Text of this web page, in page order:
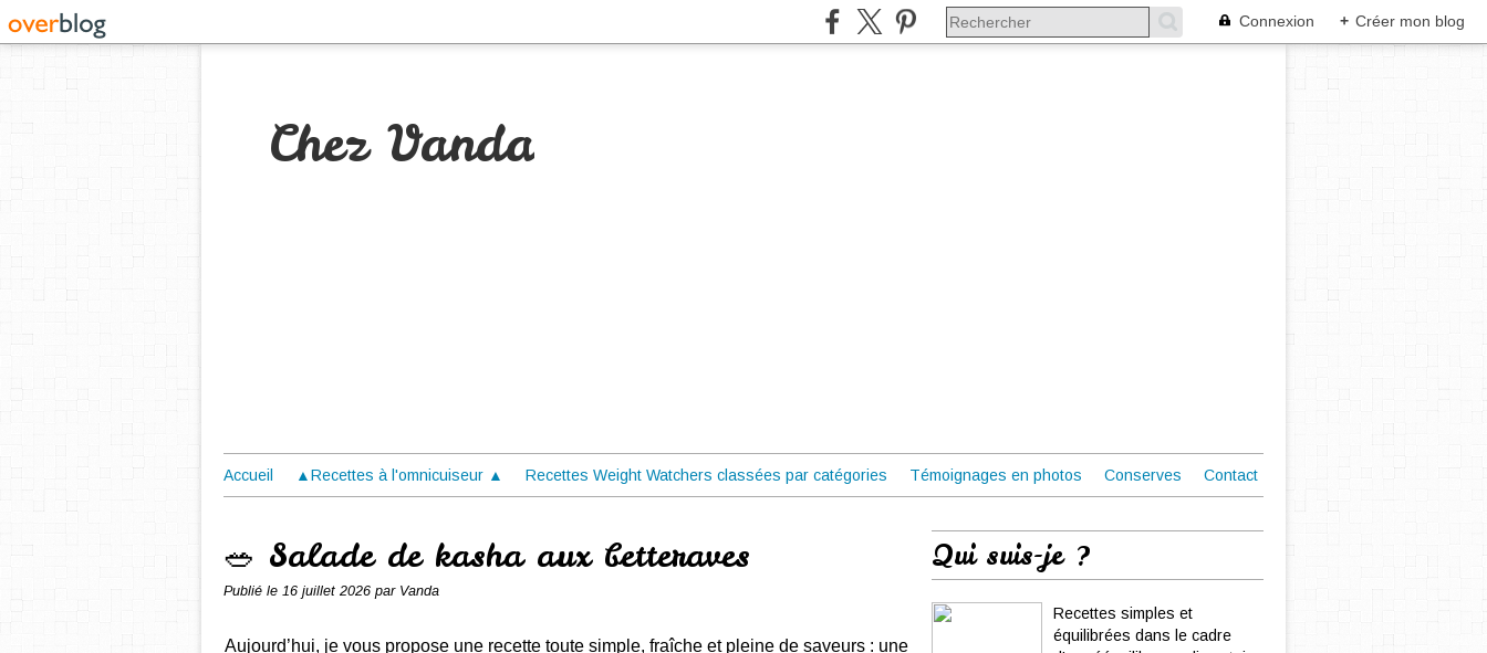
Connexion + Créer mon blog
Chez Vanda
Accueil ▲Recettes à l'omnicuiseur ▲ Recettes Weight Watchers classées par catégories Témoignages en photos Conserves Contact
🥗 Salade de kasha aux betteraves
Publié le 16 juillet 2026 par Vanda
Aujourd’hui, je vous propose une recette toute simple, fraîche et pleine de saveurs : une
Qui suis-je ?
Recettes simples et
équilibrées dans le cadre